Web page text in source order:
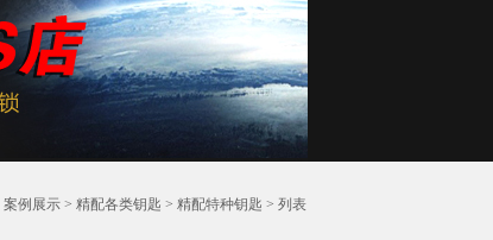
案例展示> 精配各类钥匙 > 精配特种钥匙 > 列表